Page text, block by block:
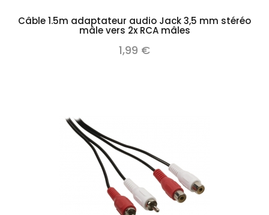
Câble 1.5m adaptateur audio Jack 3,5 mm stéréo
mâle vers 2x RCA mâles
1,99 €